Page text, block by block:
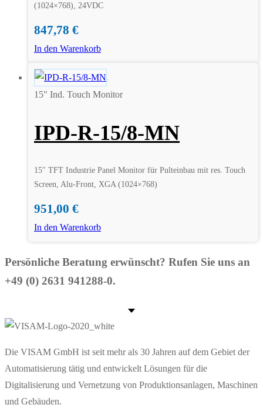
(1024×768), 24VDC
847,78 €
In den Warenkorb
15" Ind. Touch Monitor
IPD-R-15/8-MN
15″ TFT Industrie Panel Monitor für Pulteinbau mit res. Touch
Screen, Alu-Front, XGA (1024×768)
951,00 €
In den Warenkorb
Persönliche Beratung erwünscht? Rufen Sie uns an
+49 (0) 2631 941288-0.
Die VISAM GmbH ist seit mehr als 30 Jahren auf dem Gebiet der
Automatisierung tätig und entwickelt Lösungen für die
Digitalisierung und Vernetzung von Produktionsanlagen, Maschinen
und Gebäuden.